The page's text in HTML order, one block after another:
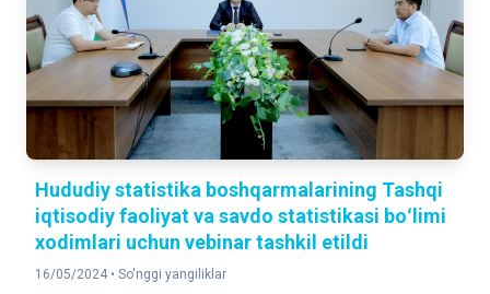
Hududiy statistika boshqarmalarining Tashqi
iqtisodiy faoliyat va savdo statistikasi boʻlimi
xodimlari uchun vebinar tashkil etildi
16/05/2024 • So'nggi yangiliklar